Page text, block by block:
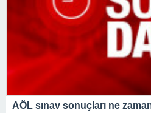
AÖL sınav sonuçları ne